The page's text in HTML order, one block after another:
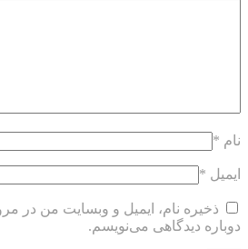
نام *
ایمیل *
ذخیره نام، ایمیل و وبسایت من در
دوباره دیدگاهی می‌نویسم.